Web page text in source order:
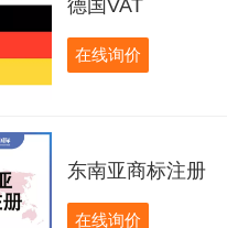
德国VAT
在线询价
东南亚商标注册
在线询价